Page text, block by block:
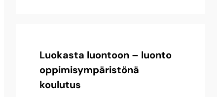
Luokasta luontoon – luonto
oppimisympäristönä
koulutus